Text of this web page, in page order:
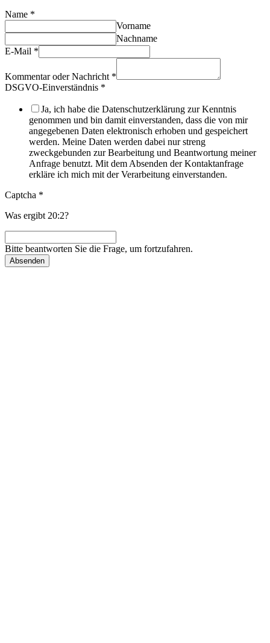
Name *
Vorname
Nachname
E-Mail *
Kommentar oder Nachricht *
DSGVO-Einverständnis *
Ja, ich habe die Datenschutzerklärung zur Kenntnis
genommen und bin damit einverstanden, dass die von mir
angegebenen Daten elektronisch erhoben und gespeichert
werden. Meine Daten werden dabei nur streng
zweckgebunden zur Bearbeitung und Beantwortung meiner
Anfrage benutzt. Mit dem Absenden der Kontaktanfrage
erkläre ich mich mit der Verarbeitung einverstanden.
Captcha *
Was ergibt 20:2?
Bitte beantworten Sie die Frage, um fortzufahren.
Absenden